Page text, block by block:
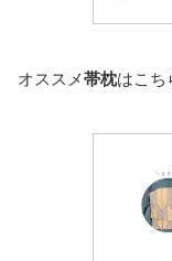
オススメ帯枕はこち